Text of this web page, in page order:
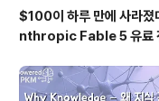
$100이 하루 만에 사라
nthropic Fable 5 유료